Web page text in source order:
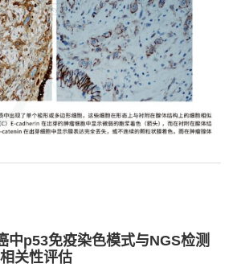
中p53免疫染色模式与NGS检测
关性评估